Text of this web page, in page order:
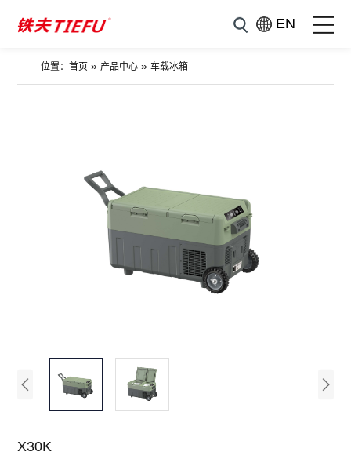
EN
位置：首页 » 产品中心 »车载冰箱
X30K